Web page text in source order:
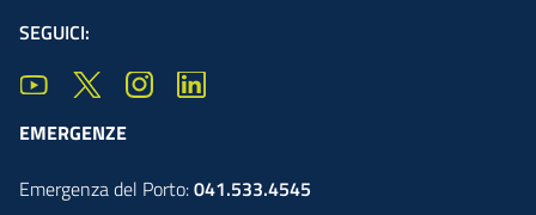
SEGUICI:
EMERGENZE
Emergenza del Porto:041.533.4545